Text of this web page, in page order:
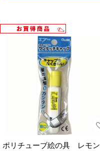
ポリチューブ絵の具 レモン